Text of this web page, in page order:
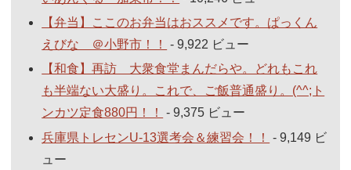
【弁当】ここのお弁当はおススメです。ぱっくん
えびな ＠小野市！！
- 9,922 ビュー
【和食】再訪 大衆食堂まんだらや。どれもこれ
も半端ない大盛り。これで、ご飯普通盛り。(^^;ト
ンカツ定食880円！！
- 9,375 ビュー
兵庫県トレセンU-13選考会＆練習会！！
- 9,149 ビ
ュー